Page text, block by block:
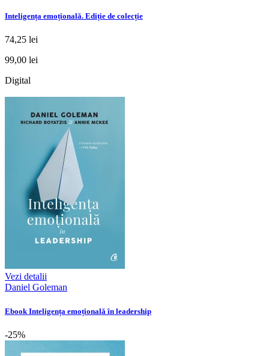
Inteligența emoțională. Ediție de colecție
74,25 lei
99,00 lei
Digital
Vezi detalii
Daniel Goleman
Ebook Inteligența emoțională în leadership
-25%